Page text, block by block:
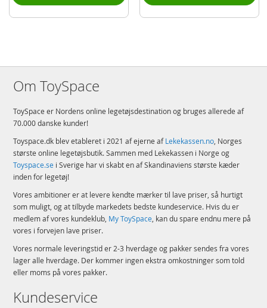
Om ToySpace
ToySpace er Nordens online legetøjsdestination og bruges allerede af
70.000 danske kunder!
Toyspace.dk blev etableret i 2021 af ejerne afLekekassen.no, Norges
største online legetøjsbutik. Sammen med Lekekassen i Norge og
Toyspace.se i Sverige har vi skabt en af Skandinaviens største kæder
inden for legetøj!
Vores ambitioner er at levere kendte mærker til lave priser, så hurtigt
som muligt, og at tilbyde markedets bedste kundeservice. Hvis du er
medlem af vores kundeklub, My ToySpace, kan du spare endnu mere på
vores i forvejen lave priser.
Vores normale leveringstid er 2-3 hverdage og pakker sendes fra vores
lager alle hverdage. Der kommer ingen ekstra omkostninger som told
eller moms på vores pakker.
Kundeservice